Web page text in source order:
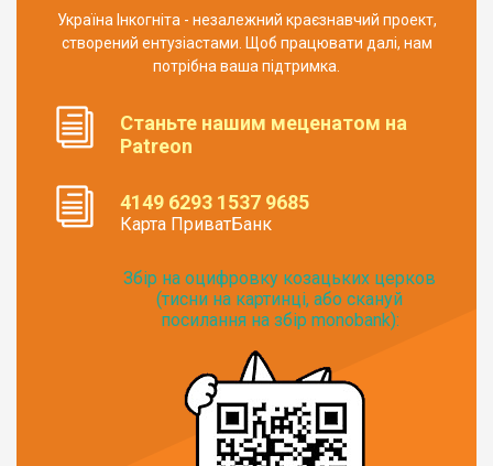
Україна Інкогніта - незалежний краєзнавчий проект,
створений ентузіастами. Щоб працювати далі, нам
потрібна ваша підтримка.
Станьте нашим меценатом на
Patreon
4149 6293 1537 9685
Карта ПриватБанк
Збір на оцифровку козацьких церков
(тисни на картинці, або скануй
посилання на збір monobank):